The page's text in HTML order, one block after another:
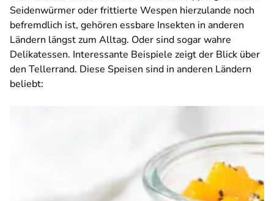
Seidenwürmer oder frittierte Wespen hierzulande noch
befremdlich ist, gehören essbare Insekten in anderen
Ländern längst zum Alltag. Oder sind sogar wahre
Delikatessen. Interessante Beispiele zeigt der Blick über
den Tellerrand. Diese Speisen sind in anderen Ländern
beliebt: